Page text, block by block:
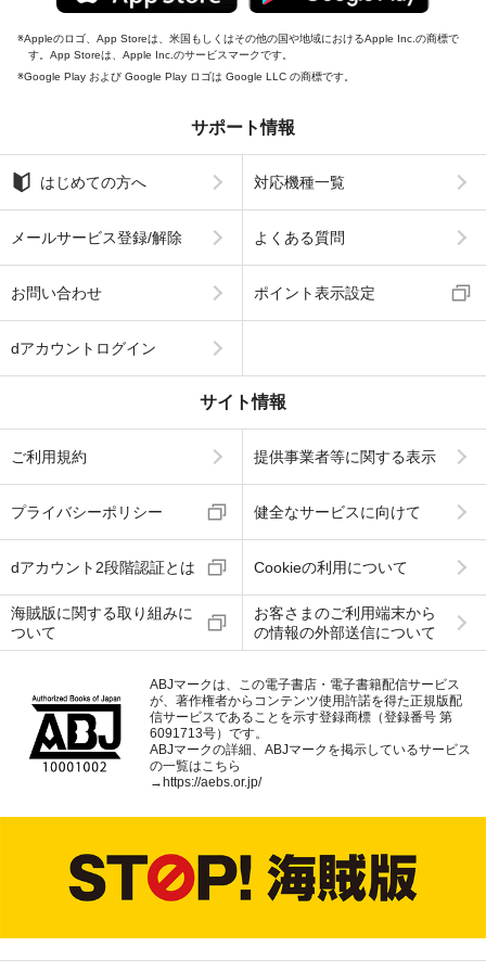
Appleのロゴ、App Storeは、米国もしくはその他の国や地域におけるApple Inc.の商標で
す。App Storeは、Apple Inc.のサービスマークです。
Google Play および Google Play ロゴは Google LLC の商標です。
サポート情報
はじめての方へ 対応機種一覧
メールサービス登録/解除 よくある質問
お問い合わせ ポイント表示設定
dアカウントログイン
サイト情報
ご利用規約 提供事業者等に関する表示
プライバシーポリシー 健全なサービスに向けて
dアカウント2段階認証とは Cookieの利用について
海賊版に関する取り組みに
ついて
お客さまのご利用端末から
の情報の外部送信について
ABJマークは、この電子書店・電子書籍配信サービス
が、著作権者からコンテンツ使用許諾を得た正規版配
信サービスであることを示す登録商標（登録番号 第
6091713号）です。
ABJマークの詳細、ABJマークを掲示しているサービス
の一覧はこちら
→https://aebs.or.jp/